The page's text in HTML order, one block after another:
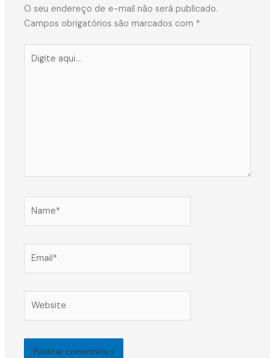
O seu endereço de e-mail não será publicado.
Campos obrigatórios são marcados com *
aqui...